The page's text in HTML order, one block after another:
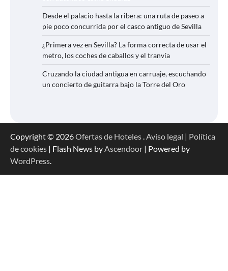
Desde el palacio hasta la ribera: una ruta de paseo a
pie poco concurrida por el casco antiguo de Sevilla
¿Primera vez en Sevilla? La forma correcta de usar el
metro, los coches de caballos y el tranvía
Cruzando la ciudad antigua en carruaje, escuchando
un concierto de guitarra bajo la Torre del Oro
Copyright © 2026Ofertas de Hoteles.Aviso legal | Política
de cookies | Flash News byAscendoor | Powered by
WordPress.